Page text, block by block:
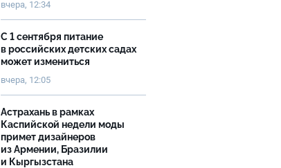
вчера, 12:34
С 1 сентября питание
в российских детских садах
может измениться
вчера, 12:05
Астрахань в рамках
Каспийской недели моды
примет дизайнеров
из Армении, Бразилии
и Кыргызстана